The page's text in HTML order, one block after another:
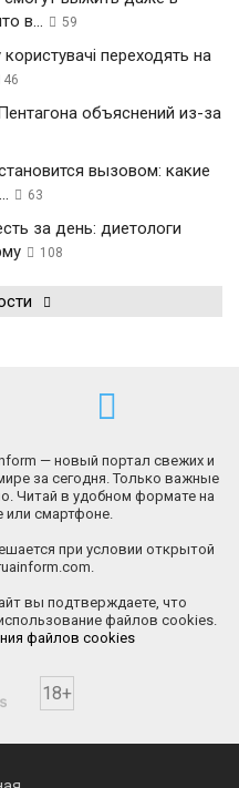
в...
59
переходять на
объяснений из-за
вызовом: какие
63
за день: диетологи
108
— новый портал свежих и
за сегодня. Только важные
Читай в удобном формате на
или смартфоне.
при условии открытой
вы подтверждаете, что
файлов cookies.
файлов cookies
18+